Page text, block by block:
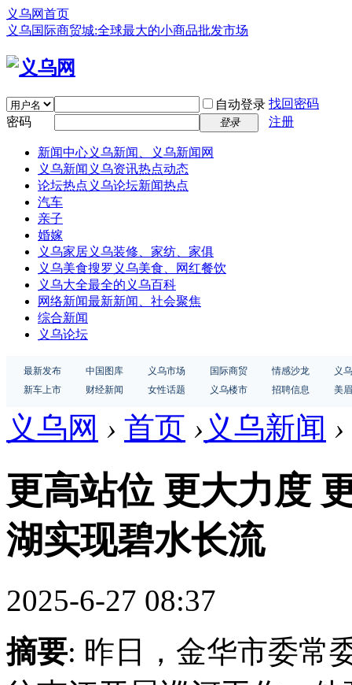
义乌网首页
义乌国际商贸城:全球最大的小商品批发市场
自动登录 找回密码
密码
登录 注册
新闻中心义乌新闻、义乌新闻网
义乌新闻 义乌资讯热点动态
论坛热点 义乌论坛新闻热点
汽车
亲子
婚嫁
义乌家居义乌装修、家纺、家俱
义乌美食搜罗义乌美食、网红餐饮
义乌大全最全的义乌百科
网络新闻最新新闻、社会聚焦
综合新闻
义乌论坛
最新发布 中国图库 义乌市场 国际商贸 情感沙龙
义
新车上市
财经新闻 女性话题 义乌楼市 招聘信息 美
义乌网 › 首页 › 义乌新闻 ›
更高站位 更大力度
湖实现碧水长流
2025-6-27 08:37
摘要: 昨日，金华市委常